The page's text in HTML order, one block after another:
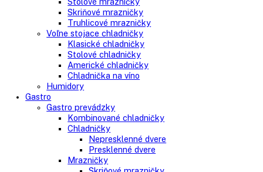
Side-By-Side chladničky
Kombinované chladničky
mraziak dole
mraziak hore
Mrazničky
Stolové mrazničky
Skriňové mrazničky
Truhlicové mrazničky
Klasické chladničky
Stolové chladničky
Americké chladničky
Chladnička na víno
Humidory